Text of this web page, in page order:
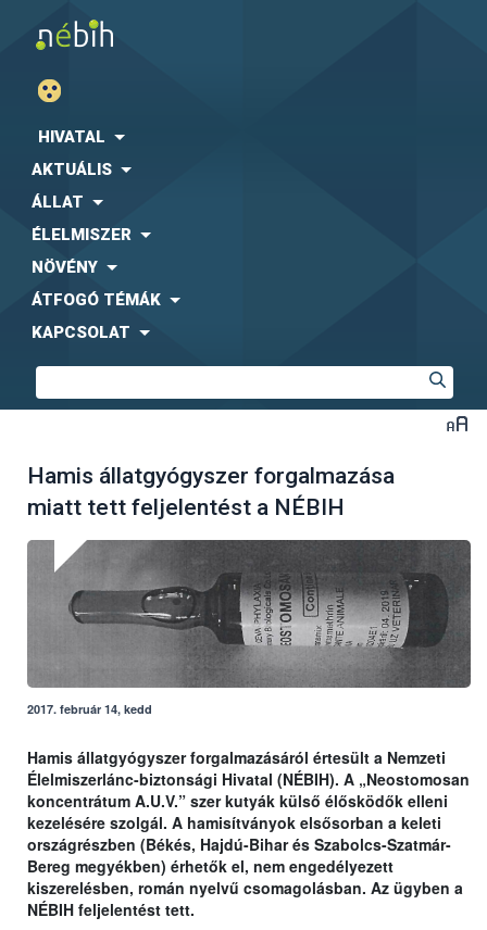
HIVATAL
AKTUÁLIS
ÁLLAT
ÉLELMISZER
NÖVÉNY
ÁTFOGÓ TÉMÁK
KAPCSOLAT
Hamis állatgyógyszer forgalmazása
miatt tett feljelentést a NÉBIH
2017. február 14, kedd
Hamis állatgyógyszer forgalmazásáról értesült a Nemzeti
Élelmiszerlánc-biztonsági Hivatal (NÉBIH). A „Neostomosan
koncentrátum A.U.V.” szer kutyák külső élősködők elleni
kezelésére szolgál. A hamisítványok elsősorban a keleti
országrészben (Békés, Hajdú-Bihar és Szabolcs-Szatmár-
Bereg megyékben) érhetők el, nem engedélyezett
kiszerelésben, román nyelvű csomagolásban. Az ügyben a
NÉBIH feljelentést tett.